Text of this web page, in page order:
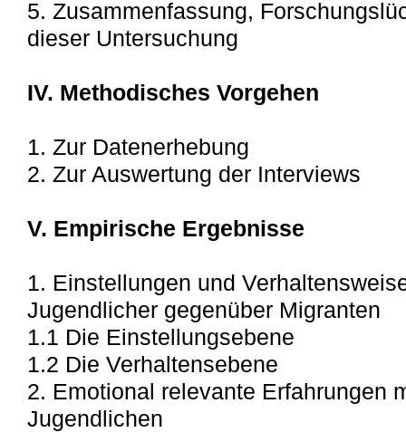
5. Zusammenfassung,
dieser Untersuchung
IV. Methodisches Vorgehen
1. Zur Datenerhebung
2. Zur Auswertung der Interviews
V. Empirische Ergebnisse
1. Einstellungen und
Jugendlicher gegenüber Migranten
1.1 Die Einstellungsebene
1.2 Die Verhaltensebene
2. Emotional relevante Erfahrungen
Jugendlichen